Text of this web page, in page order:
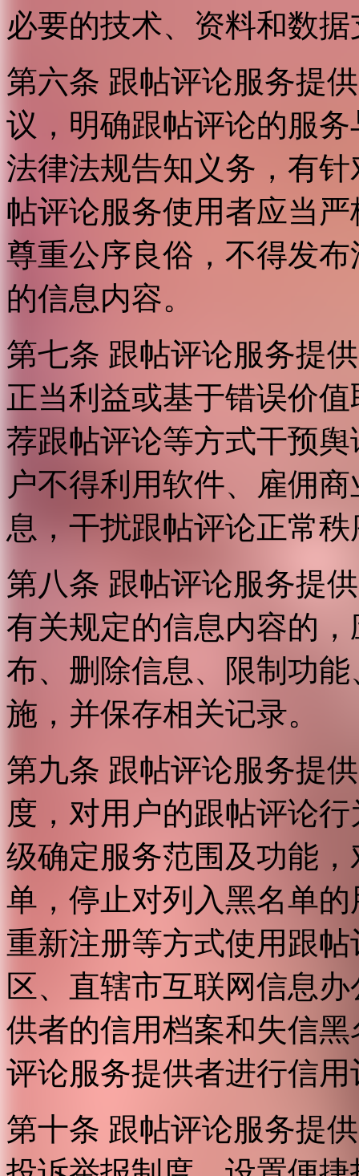
必要的技术、资料和数
第六条 跟帖评论服务提
议，明确跟帖评论的服
法律法规告知义务，有
帖评论服务使用者应当
尊重公序良俗，不得发
的信息内容。
第七条 跟帖评论服务提
正当利益或基于错误价
荐跟帖评论等方式干预
户不得利用软件、雇佣
息，干扰跟帖评论正常
第八条 跟帖评论服务提
有关规定的信息内容的
布、删除信息、限制功
施，并保存相关记录。
第九条 跟帖评论服务提
度，对用户的跟帖评论
级确定服务范围及功能
单，停止对列入黑名单
重新注册等方式使用跟
区、直辖市互联网信息
供者的信用档案和失信
评论服务提供者进行信用
第十条 跟帖评论服务提